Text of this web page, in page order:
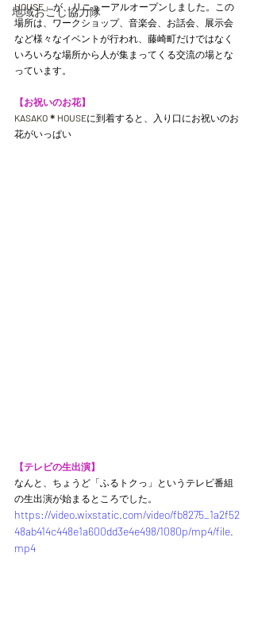
地域おこし協力隊
HOUSE 」が、リニューアルオープンしました。この
場所は、ワークショップ、音楽会、お話会、展示会
など様々なイベントが行われ、藤崎町だけではなく
いろいろな場所から人が集まってくる交流の場とな
っています。
【お祝いのお花】
KASAKO＊HOUSEに到着すると、入り口にお祝いのお
花がいっぱい
【テレビの生出演】
なんと、ちょうど「ふるトクっ」というテレビ番組
の生出演が始まるところでした。
https://video.wixstatic.com/video/fb8275_1a2f52
48ab414c448e1a600dd3e4e498/1080p/mp4/file.
mp4